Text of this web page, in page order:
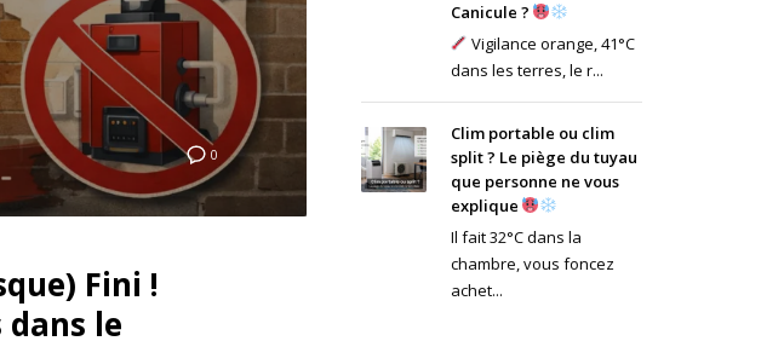
0
Fini !
le
Canicule ?
Vigilance orange, 41°C
dans les terres, le r...
Clim portable ou clim
split ? Le piège du tuyau
que personne ne vous
explique
Il fait 32°C dans la
chambre, vous foncez
achet...